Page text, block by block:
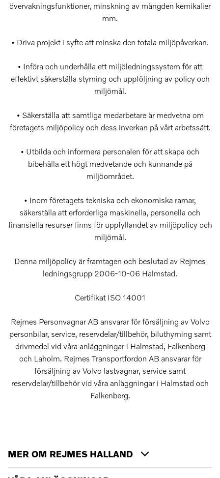
övervakningsfunktioner, minskning av mängden kemikalier
mm.
• Driva projekt i syfte att minska den totala miljöpåverkan.
• Införa och underhålla ett miljöledningssystem för att
effektivt säkerställa styrning och uppföljning av policy och
miljömål.
• Säkerställa att samtliga medarbetare är medvetna om
företagets miljöpolicy och dess inverkan på vårt arbetssätt.
• Utbilda och informera personalen för att skapa och
bibehålla ett högt medvetande och kunnande på
miljöområdet.
• Inom företagets tekniska och ekonomiska ramar,
säkerställa att erforderliga maskinella, personella och
finansiella resurser finns för uppfyllandet av miljöpolicy och
miljömål.
Denna miljöpolicy är framtagen och beslutad av Rejmes
ledningsgrupp 2006-10-06 Halmstad.
Certifikat ISO 14001
Rejmes Personvagnar AB ansvarar för försäljning av Volvo
personbilar, service, reservdelar/tillbehör, biluthyrning samt
drivmedel vid våra anläggningar i Halmstad, Falkenberg
och Laholm. Rejmes Transportfordon AB ansvarar för
försäljning av Volvo lastvagnar, service samt
reservdelar/tillbehör vid våra anläggningar i Halmstad och
Falkenberg.
MER OM REJMES HALLAND